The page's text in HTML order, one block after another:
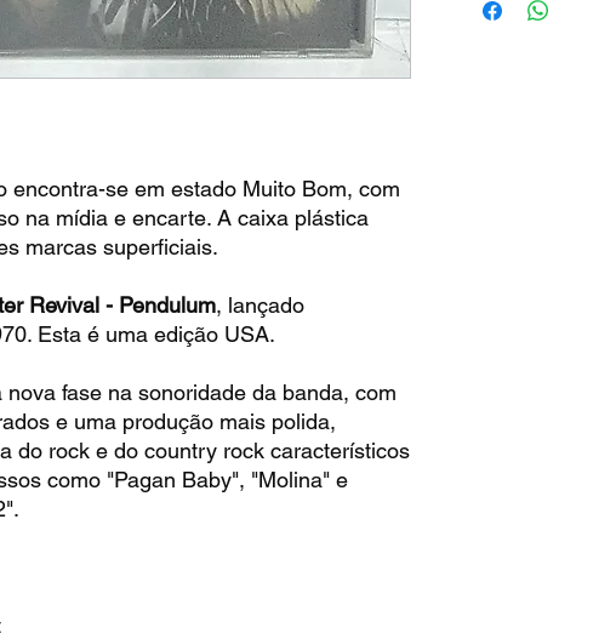
encontra-se em estado Muito Bom, com
na mídia e encarte. A caixa plástica
marcas superficiais.
Revival - Pendulum, lançado
Esta é uma edição USA.
fase na sonoridade da banda, com
e uma produção mais polida,
do rock e do country rock característicos
como "Pagan Baby", "Molina" e